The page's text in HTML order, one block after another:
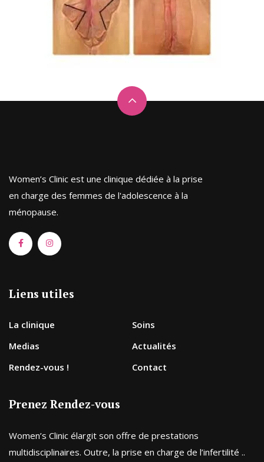
Women’s Clinic est une clinique dédiée à la prise
en charge des femmes de l'adolescence à la
ménopause.
Liens utiles
La clinique
Soins
Medias
Actualités
Rendez-vous !
Contact
Prenez Rendez-vous
Women’s Clinic élargit son offre de prestations
multidisciplinaires. Outre, la prise en charge de l’infertilité ..